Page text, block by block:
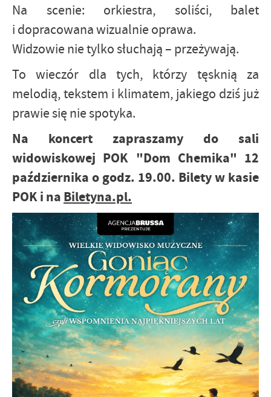
Na scenie: orkiestra, soliści, balet
i dopracowana wizualnie oprawa.
Widzowie nie tylko słuchają – przeżywają.
To wieczór dla tych, którzy tęsknią za
melodią, tekstem i klimatem, jakiego dziś już
prawie się nie spotyka.
Na koncert zapraszamy do sali
widowiskowej POK "Dom Chemika" 12
października o godz. 19.00. Bilety w kasie
POK i na Biletyna.pl.